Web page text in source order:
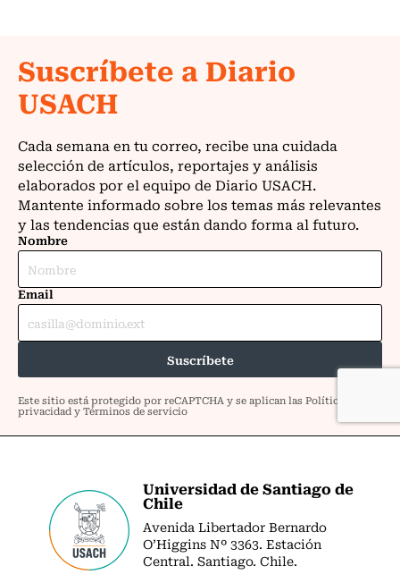
Universidad de Santiago de
Chile
Avenida Libertador Bernardo
O’Higgins Nº 3363. Estación
Central. Santiago. Chile.